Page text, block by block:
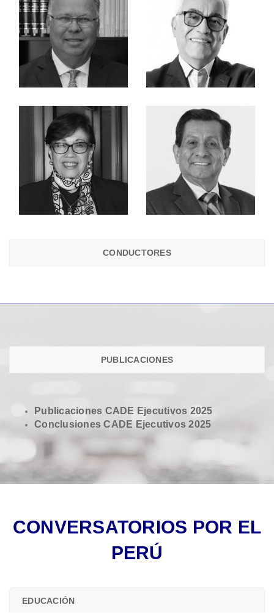
CONDUCTORES
PUBLICACIONES
Publicaciones CADE Ejecutivos 2025
Conclusiones CADE Ejecutivos 2025
CONVERSATORIOS POR EL
PERÚ
EDUCACIÓN